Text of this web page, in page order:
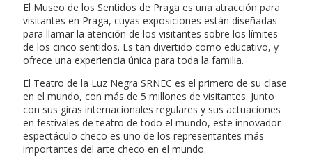
El Museo de los Sentidos de Praga es una atracción para
visitantes en Praga, cuyas exposiciones están diseñadas
para llamar la atención de los visitantes sobre los límites
de los cinco sentidos. Es tan divertido como educativo, y
ofrece una experiencia única para toda la familia.
El Teatro de la Luz Negra SRNEC es el primero de su clase
en el mundo, con más de 5 millones de visitantes. Junto
con sus giras internacionales regulares y sus actuaciones
en festivales de teatro de todo el mundo, este innovador
espectáculo checo es uno de los representantes más
importantes del arte checo en el mundo.